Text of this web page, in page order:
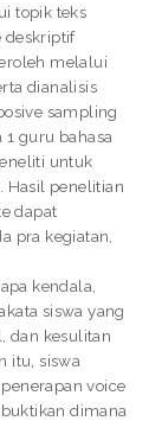
topik teks
deskriptif
melalui
dianalisis
sampling
guru bahasa
untuk
Hasil penelitian
dapat
pra kegiatan,
kendala,
siswa yang
dan kesulitan
itu, siswa
voice
dimana